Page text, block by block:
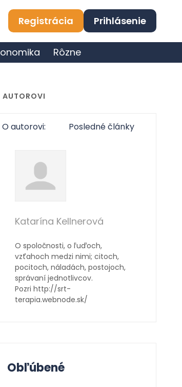
Registrácia Prihlásenie
Rôzne
AUTOROVI
O autorovi: Posledné články
Katarína Kellnerová
O spoločnosti, o ľuďoch,
vzťahoch medzi nimi; citoch,
pocitoch, náladách, postojoch,
správaní jednotlivcov.
Pozri http://srt-
terapia.webnode.sk/
Obľúbené